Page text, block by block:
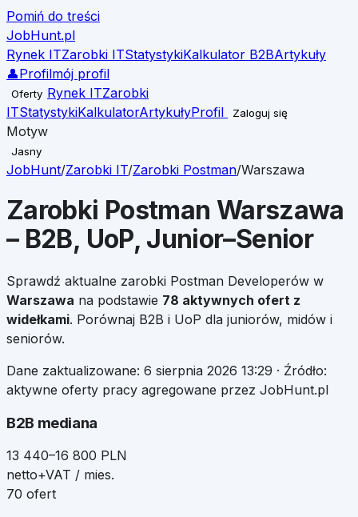
Pomiń do treści
JobHunt.pl
Rynek ITZarobki ITStatystykiKalkulator B2BArtykuły
👤Profilmój profil
Oferty Rynek ITZarobki
ITStatystykiKalkulatorArtykułyProfil Zaloguj się
Motyw
Jasny
JobHunt/Zarobki IT/Zarobki Postman/Warszawa
Zarobki Postman Warszawa
– B2B, UoP, Junior–Senior
Sprawdź aktualne zarobki Postman Developerów w
Warszawa na podstawie 78 aktywnych ofert z
widełkami. Porównaj B2B i UoP dla juniorów, midów i
seniorów.
Dane zaktualizowane: 6 sierpnia 2026 13:29 · Źródło:
aktywne oferty pracy agregowane przez JobHunt.pl
B2B mediana
13 440–16 800 PLN
netto+VAT / mies.
70 ofert